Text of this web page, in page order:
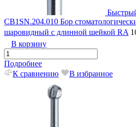
CB1SN.204.010 Бор
шаровидный с длинной шейкой RA
В корзину
Подробнее
К сравнению
В избранное